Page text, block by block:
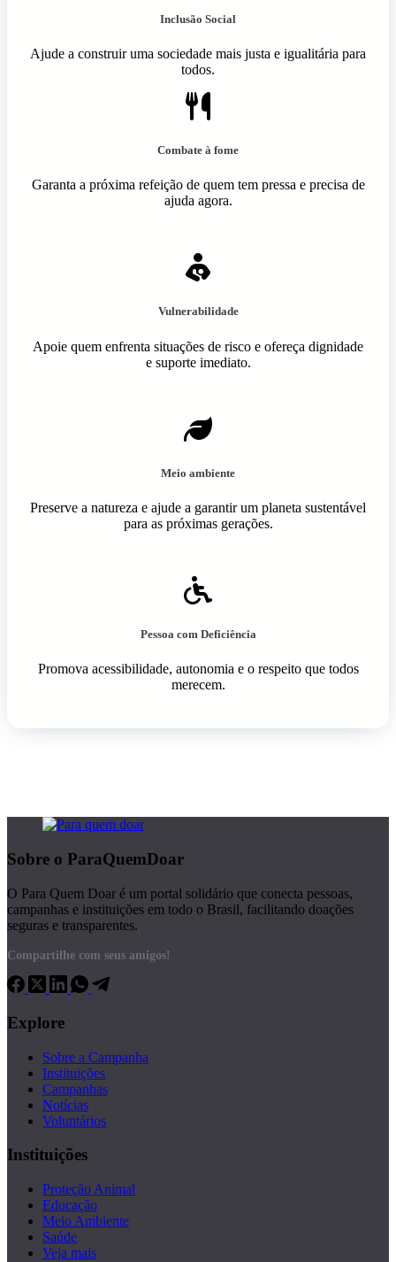
Inclusão Social
Ajude a construir uma sociedade mais justa e igualitária para
todos.
Combate à fome
Garanta a próxima refeição de quem tem pressa e precisa de
ajuda agora.
Vulnerabilidade
Apoie quem enfrenta situações de risco e ofereça dignidade
e suporte imediato.
Meio ambiente
Preserve a natureza e ajude a garantir um planeta sustentável
para as próximas gerações.
Pessoa com Deficiência
Promova acessibilidade, autonomia e o respeito que todos
merecem.
Sobre o ParaQuemDoar
O Para Quem Doar é um portal solidário que conecta pessoas,
campanhas e instituições em todo o Brasil, facilitando doações
seguras e transparentes.
Compartilhe com seus amigos!
Explore
Sobre a Campanha
Instituições
Campanhas
Notícias
Voluntários
Instituições
Proteção Animal
Educação
Meio Ambiente
Saúde
Veja mais